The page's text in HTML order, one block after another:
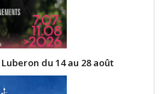
du 14 au 28 août